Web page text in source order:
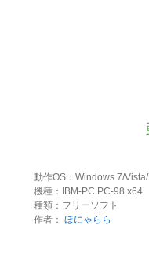
動作OS：Windows 7/
機種：IBM-PC PC-98 x64
種類：フリーソフト
作者： ほにゃらら